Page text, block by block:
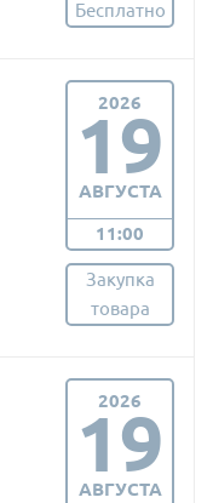
Бесплатно
2026
19
АВГУСТА
11:00
Закупка
товара
2026
19
АВГУСТА